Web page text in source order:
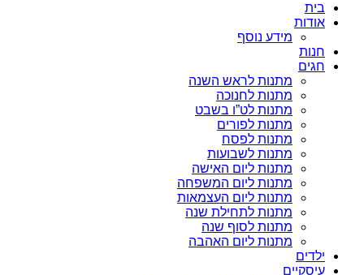
בית
אודות
מידע נוסף
חנות
חגים
מתנות לראש השנה
מתנות לחנוכה
מתנות לט”ו בשבט
מתנות לפורים
מתנות לפסח
מתנות לשבועות
מתנות ליום האישה
מתנות ליום המשפחה
מתנות ליום העצמאות
מתנות לתחילת שנה
מתנות לסוף שנה
מתנות ליום האהבה
ילדים
עיסקיים